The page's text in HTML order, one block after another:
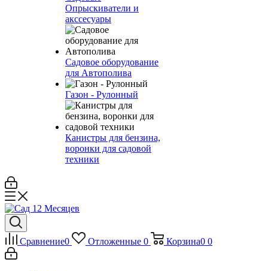
Опрыскиватели и
акссесуары
Садовое оборудование
для Автополива
Газон - Рулонный
Канистры для бензина,
воронки для садовой
техники
Сравнение0 Отложенные 0 Корзина0 0